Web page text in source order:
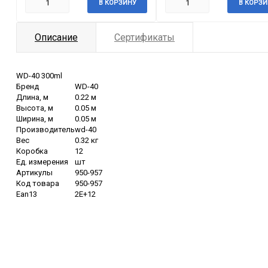
В КОРЗИНУ В
Описание Сертификаты
WD-40 300ml
Бренд
WD-40
Длина, м
0.22 м
Высота, м
0.05 м
Ширина, м
0.05 м
Производительwd-40
Вес
0.32 кг
Коробка
12
Ед. измерения
шт
Артикулы
950-957
Код товара
950-957
Ean13
2E+12